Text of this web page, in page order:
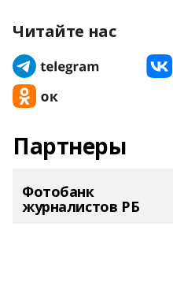
Читайте нас
Партнеры
Фотобанк
журналистов РБ